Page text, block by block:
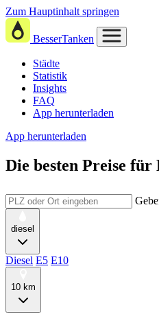
Zum Hauptinhalt springen
BesserTanken
Städte
Statistik
Insights
FAQ
App herunterladen
App herunterladen
Die besten Preise für
diesel
Diesel E5 E10
10 km